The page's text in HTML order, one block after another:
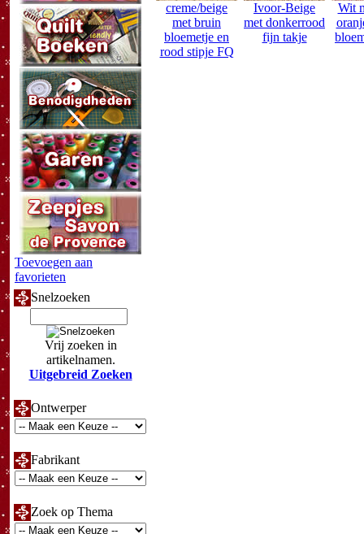
Toevoegen aan
favorieten
Snelzoeken
Vrij zoeken in
artikelnamen.
Uitgebreid Zoeken
Ontwerper
Fabrikant
Zoek op Thema
creme/beige
met bruin
bloemetje en
rood stipje FQ
Ivoor-Beige
met donkerrood
fijn takje
Wit